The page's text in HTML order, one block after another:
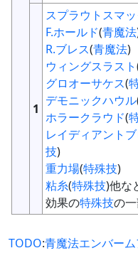
1
スプラウトスマ
F.ホールド(青魔法
R.ブレス(青魔法)
ウィングスラスト
グロオーサケス(
デモニックハウル
ホラークラウド(
レイディアント
技)
重力場(特殊技)
粘糸(特殊技)他な
効果の特殊技の
TODO:青魔法エンバー